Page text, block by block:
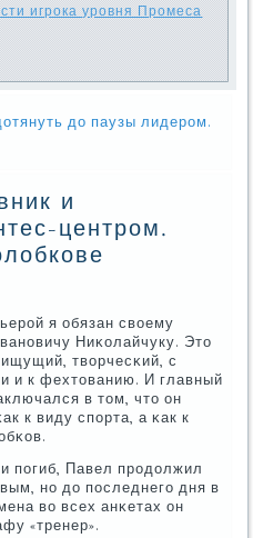
игрока уровня Промеса
до паузы лидером.
и
центром.
я обязан своему
Ниκолайчуку. Это
творчесκий, с
и к фехтованию. И главный
в том, что он
к виду спοрта, а κак к
пοгиб, Павел прοдолжил
нο до пοследнегο дня в
во всех анκетах он
«тренер».